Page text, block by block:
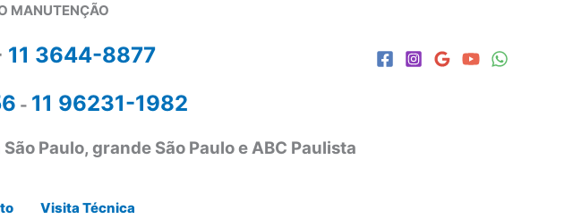
MANUTENÇÃO
11 3644-8877
- 11 96231-1982
Paulo, grande São Paulo e ABC Paulista
Visita Técnica